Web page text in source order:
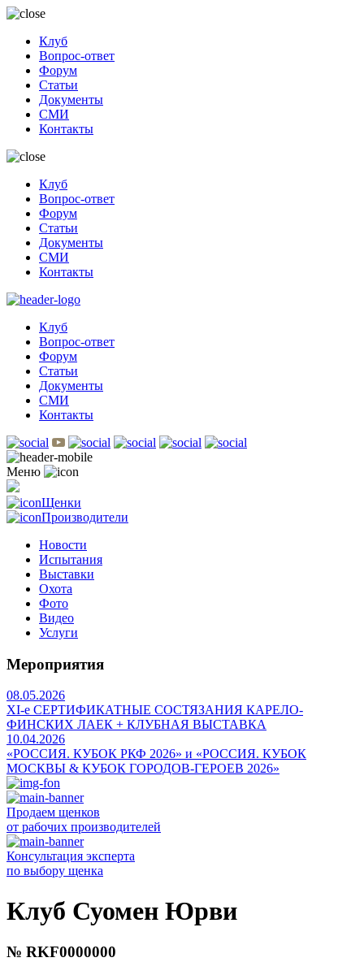
Клуб
Вопрос-ответ
Форум
Статьи
Документы
СМИ
Контакты
Клуб
Вопрос-ответ
Форум
Статьи
Документы
СМИ
Контакты
Клуб
Вопрос-ответ
Форум
Статьи
Документы
СМИ
Контакты
Меню
Щенки
Производители
Новости
Испытания
Выставки
Охота
Фото
Видео
Услуги
Мероприятия
08.05.2026
ХI-е СЕРТИФИКАТНЫЕ СОСТЯЗАНИЯ КАРЕЛО-
ФИНСКИХ ЛАЕК + КЛУБНАЯ ВЫСТАВКА
10.04.2026
«РОССИЯ. КУБОК РКФ 2026» и «РОССИЯ. КУБОК
МОСКВЫ & КУБОК ГОРОДОВ-ГЕРОЕВ 2026»
Продаем щенков
от рабочих производителей
Консультация эксперта
по выбору щенка
Клуб Суомен Юрви
№ RKF0000000